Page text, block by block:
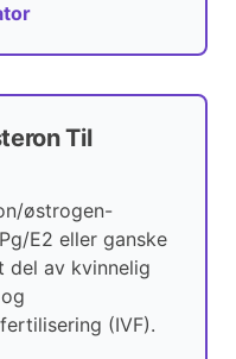
Til
østrogen-
E2 eller ganske
del av kvinnelig
(IVF).